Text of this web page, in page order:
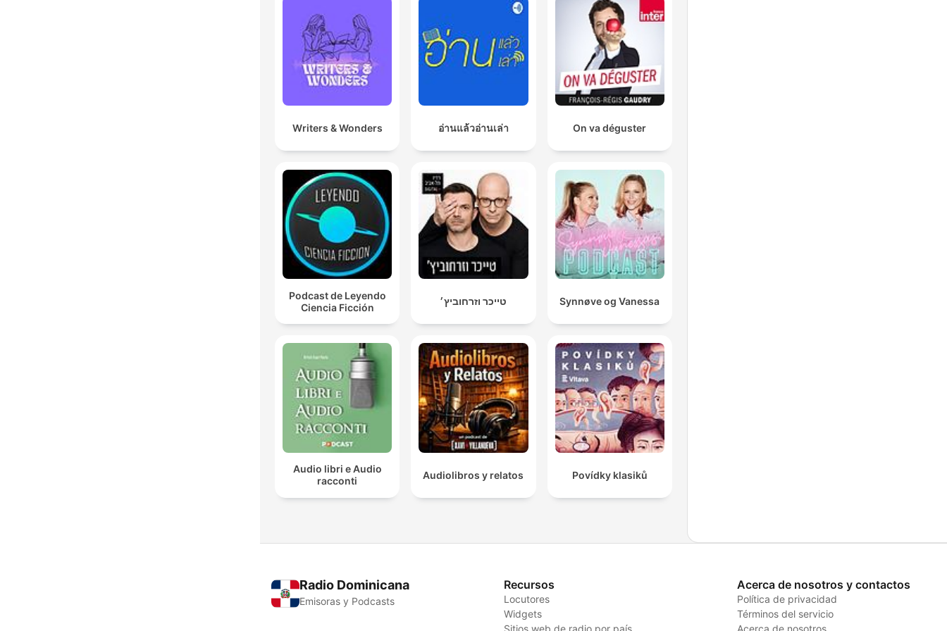
Writers & Wonders อ่านแล้วอ่านเล่า On va déguster
Podcast de Leyendo
Ciencia Ficción
טייכר וזרחוביץ׳ Synnøve og Vanessa
Audio libri e Audio
racconti
Audiolibros y relatos Povídky klasiků
Radio Dominicana
Emisoras y Podcasts
Recursos
Locutores
Widgets
Sitios web de radio por país
Acerca de nosotros y contactos
Política de privacidad
Términos del servicio
Acerca de nosotros